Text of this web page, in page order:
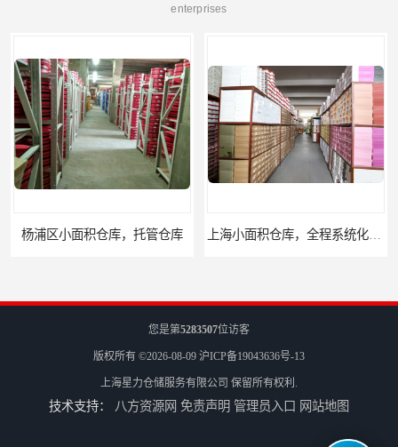
enterprises
杨浦区小面积仓库，托管仓库
您是第5283507位访客
版权所有 ©2026-08-09 沪ICP备19043636号-13
上海星力仓储服务有限公司 保留所有权利.
技术支持： 八方资源网 免责声明 管理员入口 网站地图